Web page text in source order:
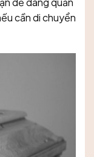
cần di chuyển